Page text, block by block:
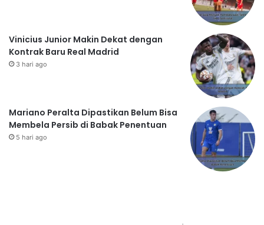
Vinicius Junior Makin Dekat dengan
Kontrak Baru Real Madrid
3 hari ago
Mariano Peralta Dipastikan Belum Bisa
Membela Persib di Babak Penentuan
5 hari ago